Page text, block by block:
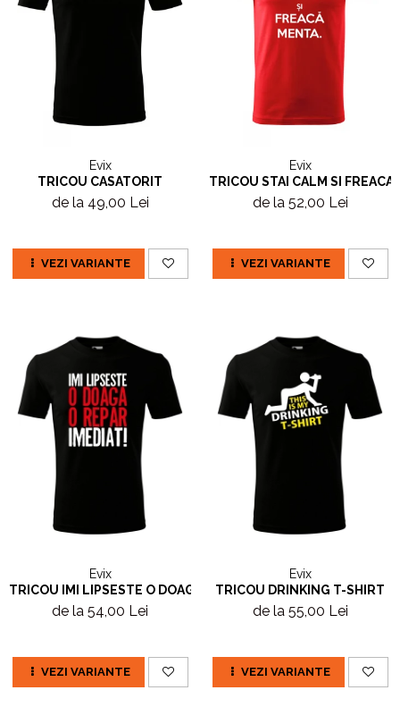
Evix
TRICOU CASATORIT
de la 49,00 Lei
VEZI VARIANTE
Evix
TRICOU STAI CALM SI FREACA
de la 52,00 Lei
VEZI VARIANTE
Evix
TRICOU IMI LIPSESTE O DOAGA
de la 54,00 Lei
VEZI VARIANTE
Evix
TRICOU DRINKING T-SHIRT
de la 55,00 Lei
VEZI VARIANTE